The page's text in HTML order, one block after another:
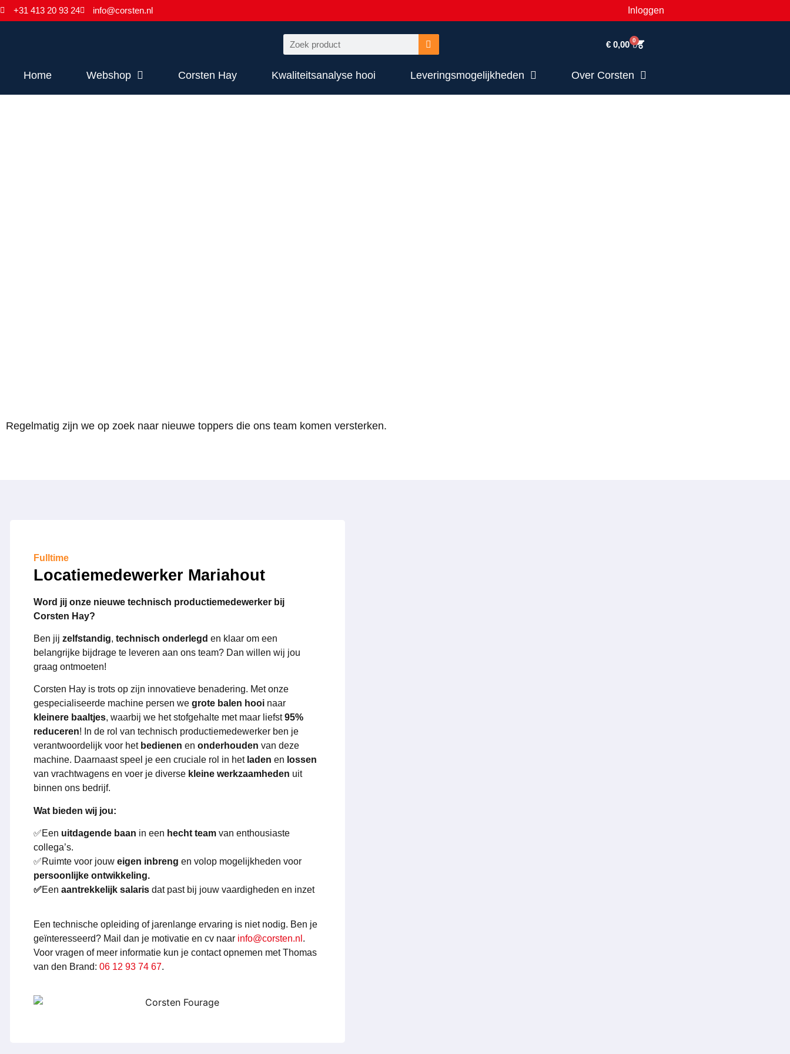
+31 413 20 93 24 info@corsten.nl Inloggen
€0,00 0
Home Webshop Corsten Hay Kwaliteitsanalyse hooi Leveringsmogelijkheden Over Corsten
Regelmatig zijn we op zoek naar nieuwe toppers die ons team komen versterken.
Fulltime
Locatiemedewerker Mariahout
Word jij onze nieuwe technisch productiemedewerker bij
Corsten Hay?
Ben jij zelfstandig, technisch onderlegd en klaar om een
belangrijke bijdrage te leveren aan ons team? Dan willen wij jou
graag ontmoeten!
Corsten Hay is trots op zijn innovatieve benadering. Met onze
gespecialiseerde machine persen we grote balen hooinaar
kleinere baaltjes, waarbij we het stofgehalte met maar liefst95%
reduceren! In de rol van technisch productiemedewerker ben je
verantwoordelijk voor het bedienen en onderhouden van deze
machine. Daarnaast speel je een cruciale rol in het laden en lossen
van vrachtwagens en voer je diverse kleine werkzaamheden uit
binnen ons bedrijf.
Wat bieden wij jou:
✅Een uitdagende baan in een hecht teamvan enthousiaste
collega’s.
✅Ruimte voor jouw eigen inbreng en volop mogelijkheden voor
persoonlijke ontwikkeling.
✅Een aantrekkelijk salarisdat past bij jouw vaardigheden en inzet
Een technische opleiding of jarenlange ervaring is niet nodig. Ben je
geïnteresseerd? Mail dan je motivatie en cv naar info@corsten.nl .
Voor vragen of meer informatie kun je contact opnemen met Thomas
van den Brand: 06 12 93 74 67.